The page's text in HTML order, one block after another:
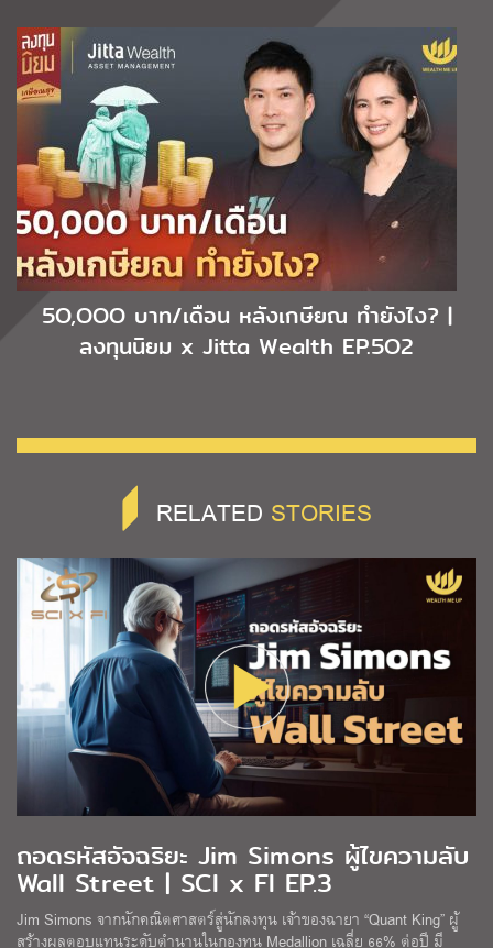
5O,OOO บาท/เดือน หลังเกษียณ ทำยังไง? |
ลงทุนนิยม x Jitta Wealth EP.5O2
RELATED STORIES
ถอดรหัสอัจฉริยะ Jim Simons ผู้ไขความลับ
Wall Street | SCI x FI EP.3
Jim Simons จากนักคณิตศาสตร์สู่นักลงทุน เจ้าของฉายา “Quant King” ผู้
สร้างผลตอบแทนระดับตำนานในกองทุน Medallion เฉลี่ย 66% ต่อปี มี